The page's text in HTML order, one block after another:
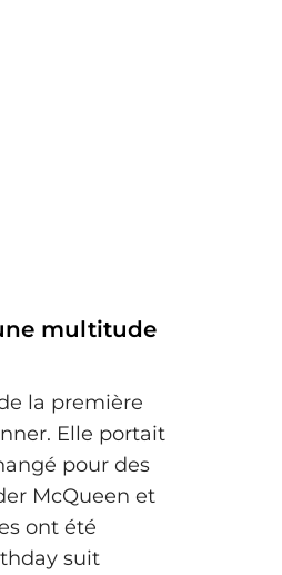
multitude
la première
Elle portait
pour des
McQueen et
ont été
suit